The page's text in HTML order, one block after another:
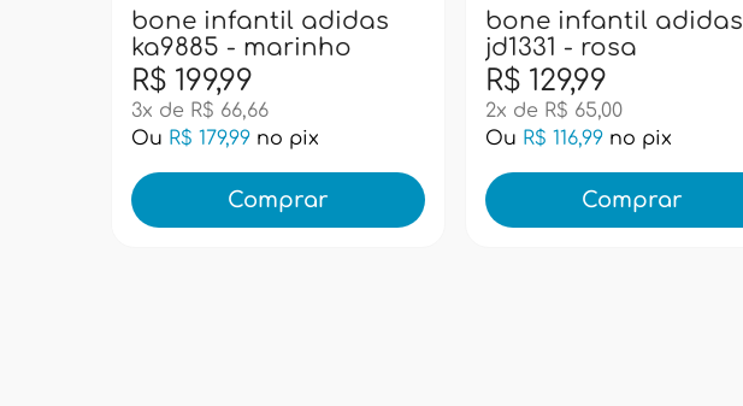
bone infantil adidas
ka9885 - marinho
R$ 199,99
3x de R$ 66,66
Ou R$ 179,99 no pix
Comprar
bone infantil adidas
jd1331 - rosa
R$ 129,99
2x de R$ 65,00
Ou R$ 116,99 no pix
Comprar